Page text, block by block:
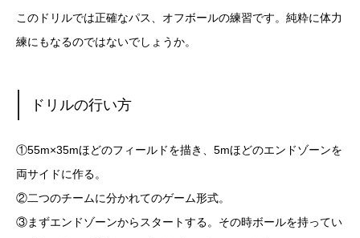
このドリルでは正確なパス、オフボールの練習です。純粋に体力
練にもなるのではないでしょうか。
ドリルの行い方
①55m×35mほどのフィールドを描き、5mほどのエンドゾーンを
両サイドに作る。
②二つのチームに分かれてのゲーム形式。
③まずエンドゾーンからスタートする。その時ボールを持ってい